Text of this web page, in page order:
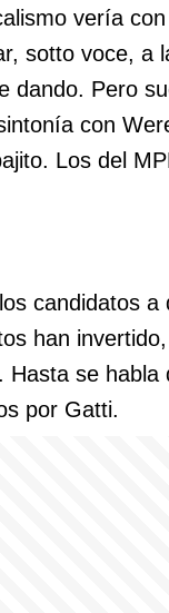
vería
sotto voce, a
dando. Pero
con
Los del
candidatos
han
Hasta se
por Gatti.